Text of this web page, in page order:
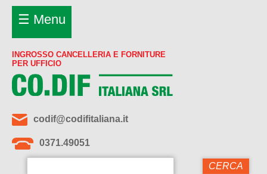
☰ Menu
INGROSSO CANCELLERIA E FORNITURE
PER UFFICIO
codif@codifitaliana.it
0371.49051